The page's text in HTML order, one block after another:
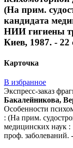
(На прим.
кандидата
НИИ гигиены
Киев, 1987. - 22
Карточка
В избранное
Экспресс-заказ
Бакалейникова,
Особенности
: (На прим.
медицинских наук
проф. заболеваний.